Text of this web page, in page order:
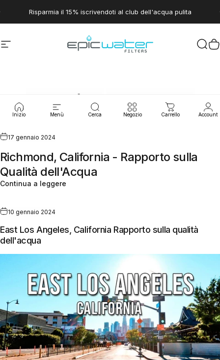
Risparmia il 15% iscrivendoti al club dell'acqua pulita
Navigazione del sitoEpic Water Filters USA
Inizio Menù Cerca Negozio Carrello Account
Perdite d'acqua
17 gennaio 2024
Richmond, California - Rapporto sulla
Qualità dell'Acqua
Continua a leggere
10 gennaio 2024
East Los Angeles, California Rapporto sulla qualità
dell'acqua